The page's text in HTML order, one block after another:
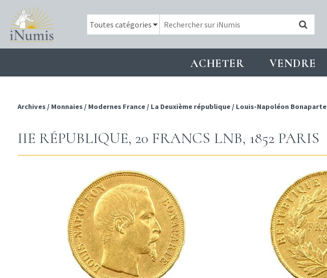
ACHETER VENDRE
Archives / Monnaies / Modernes France / La Deuxième république / Louis-Napoléon Bonaparte
IIE RÉPUBLIQUE, 20 FRANCS LNB, 1852 PARIS